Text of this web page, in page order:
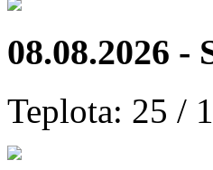
08.08.2026 -
Teplota: 25 /